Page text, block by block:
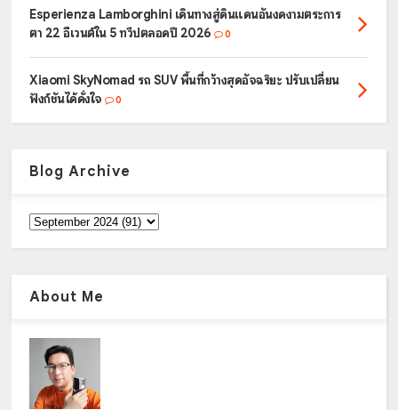
Esperienza Lamborghini เดินทางสู่ดินแดนอันงดงามตระการ
ตา 22 อีเวนต์ใน 5 ทวีปตลอดปี 2026
0
Xiaomi SkyNomad รถ SUV พื้นที่กว้างสุดอัจฉริยะ ปรับเปลี่ยน
ฟังก์ชันได้ดั่งใจ
0
Blog Archive
About Me